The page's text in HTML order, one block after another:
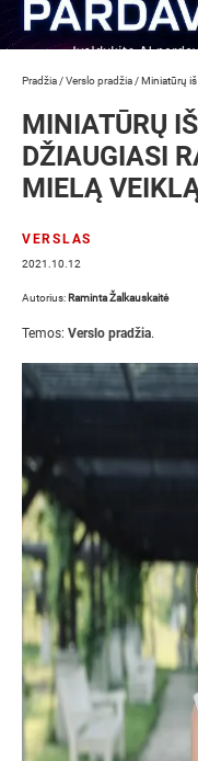
Pradžia /Verslo pradžia /Miniatūrų iš
MINIATŪRŲ
DŽIAUGIASI
MIELĄ
VERSLAS
2021.10.12
Autorius: Raminta Žalkauskaitė
Temos: Verslo pradžia.